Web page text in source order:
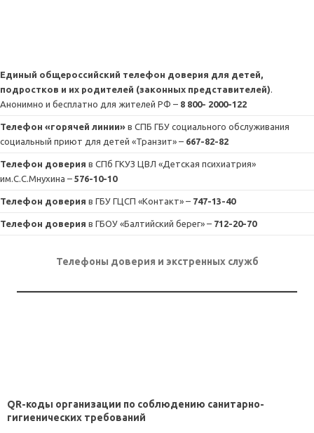
Единый общероссийский телефон доверия для детей,
подростков и их родителей (законных представителей).
Анонимно и бесплатно для жителей РФ – 8 800- 2000-122
Телефон «горячей линии» в СПБ ГБУ социального обслуживания
социальный приют для детей «Транзит» – 667-82-82
Телефон доверия в СПб ГКУЗ ЦВЛ «Детская психиатрия»
им.С.С.Мнухина – 576-10-10
Телефон доверия в ГБУ ГЦСП «Контакт» – 747-13-40
Телефон доверия в ГБОУ «Балтийский берег» – 712-20-70
Телефоны доверия и экстренных служб
QR-коды организации по соблюдению санитарно-
гигиенических требований